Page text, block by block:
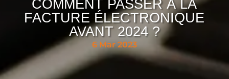
COMMENT PASSER À LA
FACTURE ÉLECTRONIQUE
AVANT 2024 ?
6 Mar 2023